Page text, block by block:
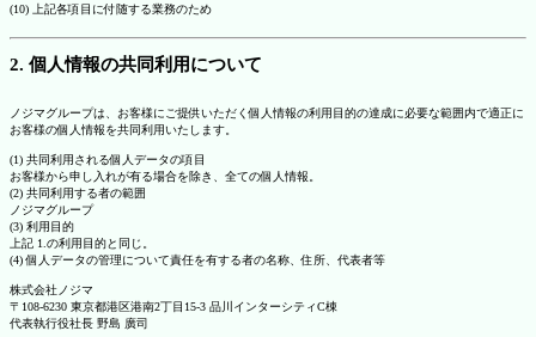
(10) 上記各項目に付随する業務のため
2. 個人情報の共同利用について
ノジマグループは、お客様にご提供いただく個人情報の利用目的の達成に必要な範囲内で適正に
お客様の個人情報を共同利用いたします。
(1) 共同利用される個人データの項目
お客様から申し入れが有る場合を除き、全ての個人情報。
(2) 共同利用する者の範囲
ノジマグループ
(3) 利用目的
上記 1.の利用目的と同じ。
(4) 個人データの管理について責任を有する者の名称、住所、代表者等
株式会社ノジマ
〒108-6230 東京都港区港南2丁目15-3 品川インターシティC棟
代表執行役社長 野島 廣司